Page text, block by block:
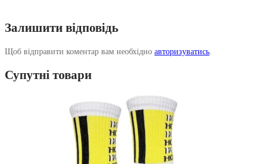
Залишити відповідь
Щоб відправити коментар вам необхідно авторизуватись
Супутні товари